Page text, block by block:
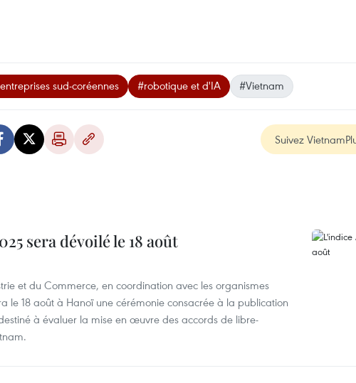
sud-coréennes #robotique et d'IA #Vietnam
Suivez
sera dévoilé le 18 août
et du Commerce, en coordination avec les organismes
le 18 août à Hanoï une cérémonie consacrée à la publication
à évaluer la mise en œuvre des accords de libre-